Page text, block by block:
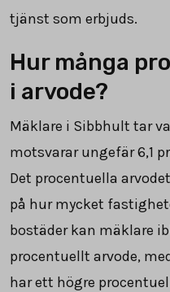
tjänst som erbjuds.
Hur många
i arvode?
Mäklare i Sibbhult tar
motsvarar ungefär6,1
Det procentuella
på hur mycket
bostäder kan mäklare
procentuellt arvode,
har ett högre